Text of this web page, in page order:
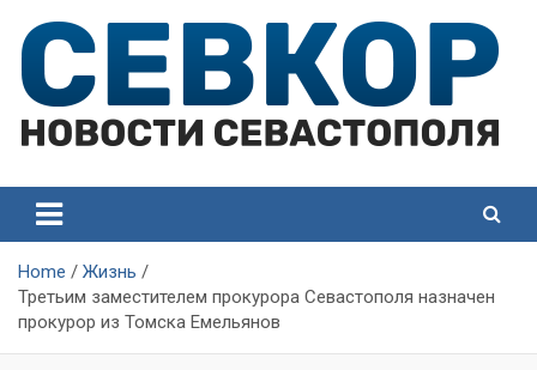
content
Севастополя
Севастополя
Home
Жизнь
Третьим заместителем прокурора Севастополя назначен
прокурор из Томска Емельянов